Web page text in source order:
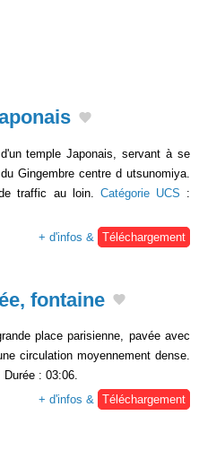
temple Japonais, servant à se
Gingembre centre d utsunomiya.
traffic au loin. Catégorie UCS :
+ d'infos &
Téléchargement
fontaine
place parisienne, pavée avec
circulation moyennement dense.
Durée : 03:06.
+ d'infos & Téléchargement